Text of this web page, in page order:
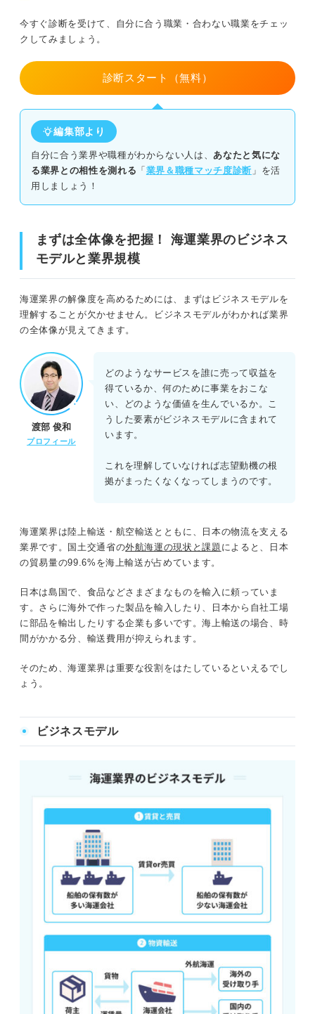
今すぐ診断を受けて、自分に合う職業・合わない職業をチェッ
クしてみましょう。
診断スタート（無料）
編集部より
自分に合う業界や職種がわからない人は、あなたと気にな
る業界との相性を測れる 「 業界＆職種マッチ度診断 」を活
用しましょう！
まずは全体像を把握！ 海運業界のビジネス
モデルと業界規模
海運業界の解像度を高めるためには、まずはビジネスモデルを
理解することが欠かせません。ビジネスモデルがわかれば業界
の全体像が見えてきます。
渡部 俊和
プロフィール
どのようなサービスを誰に売って収益を
得ているか、何のために事業をおこな
い、どのような価値を生んでいるか。こ
うした要素がビジネスモデルに含まれて
います。
これを理解していなければ志望動機の根
拠がまったくなくなってしまうのです。
海運業界は陸上輸送・航空輸送とともに、日本の物流を支える
業界です。国土交通省の外航海運の現状と課題 によると、日本
の貿易量の99.6%を海上輸送が占めています。
日本は島国で、食品などさまざまなものを輸入に頼っていま
す。さらに海外で作った製品を輸入したり、日本から自社工場
に部品を輸出したりする企業も多いです。海上輸送の場合、時
間がかかる分、輸送費用が抑えられます。
そのため、海運業界は重要な役割をはたしているといえるでし
ょう。
ビジネスモデル
例文④英語力を活かしたい
海運業界の全体像を理解して就活を進めよう！